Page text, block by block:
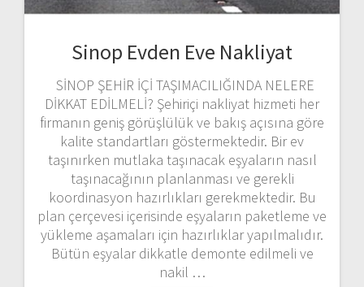
Sinop Evden Eve Nakliyat
SİNOP ŞEHİR İÇİ TAŞIMACILIĞINDA NELERE
DİKKAT EDİLMELİ? Şehiriçi nakliyat hizmeti her
firmanın geniş görüşlülük ve bakış açısına göre
kalite standartları göstermektedir. Bir ev
taşınırken mutlaka taşınacak eşyaların nasıl
taşınacağının planlanması ve gerekli
koordinasyon hazırlıkları gerekmektedir. Bu
plan çerçevesi içerisinde eşyaların paketleme ve
yükleme aşamaları için hazırlıklar yapılmalıdır.
Bütün eşyalar dikkatle demonte edilmeli ve
nakil …